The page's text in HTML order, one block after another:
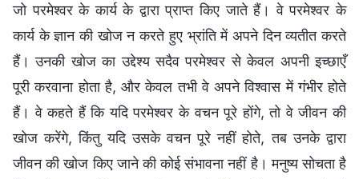
जो परमेश्वर के कार्य के द्वारा प्राप्त किए जाते हैं। वे परमेश्वर के
कार्य के ज्ञान की खोज न करते हुए भ्रांति में अपने दिन व्यतीत करते
हैं। उनकी खोज का उद्देश्य सदैव परमेश्वर से केवल अपनी इच्छाएँ
पूरी करवाना होता है, और केवल तभी वे अपने विश्वास में गंभीर होते
हैं। वे कहते हैं कि यदि परमेश्वर के वचन पूरे होंगे, तो वे जीवन की
खोज करेंगे, किंतु यदि उसके वचन पूरे नहीं होते, तब उनके द्वारा
जीवन की खोज किए जाने की कोई संभावना नहीं है। मनुष्य सोचता है